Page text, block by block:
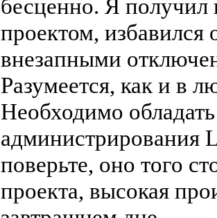
бесценно. Я получил
проектом, избавился
внезапными
Разумеется, как и в
Необходимо
администрирования
поверьте, оно того
проекта, высокая